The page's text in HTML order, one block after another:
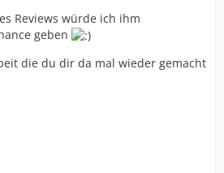
Reviews würde ich ihm
geben
die du dir da mal wieder gemacht